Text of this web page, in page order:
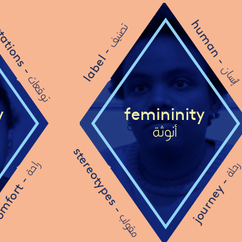
-
توقعات
-
راحة
femininity
أنوثة
stereotypes -
مقولب
label -
تصنيف human -
إنسان
journey -
رحلة